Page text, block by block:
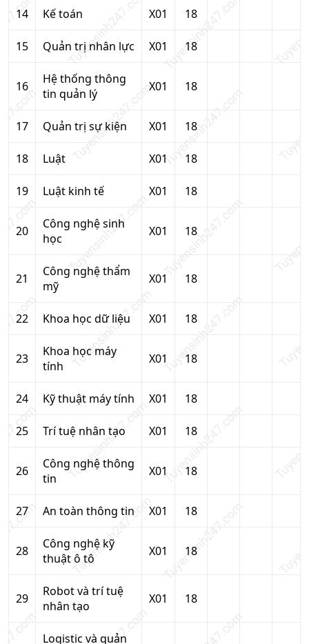
14 Kế toán X01 18
15 Quản trị nhân lực X01 18
16
Hệ thống thông
tin quản lý
X01 18
17 Quản trị sự kiện X01 18
18 Luật X01 18
19 Luật kinh tế X01 18
20
Công nghệ sinh
học
X01 18
21
Công nghệ thẩm
mỹ
X01 18
22 Khoa học dữ liệu X01 18
23
Khoa học máy
tính
X01 18
24 Kỹ thuật máy tính X01 18
25 Trí tuệ nhân tạo X01 18
26
Công nghệ thông
tin
X01 18
27 An toàn thông tin X01 18
28
Công nghệ kỹ
thuật ô tô
X01 18
29
Robot và trí tuệ
nhân tạo
X01 18
Logistic và quản